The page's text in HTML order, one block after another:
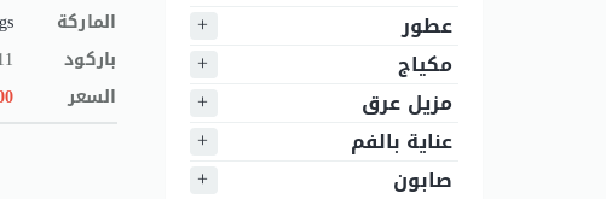
الماركة
باركود
السعر
عطور
مكياج
مزيل عرق
عناية بالفم
صابون